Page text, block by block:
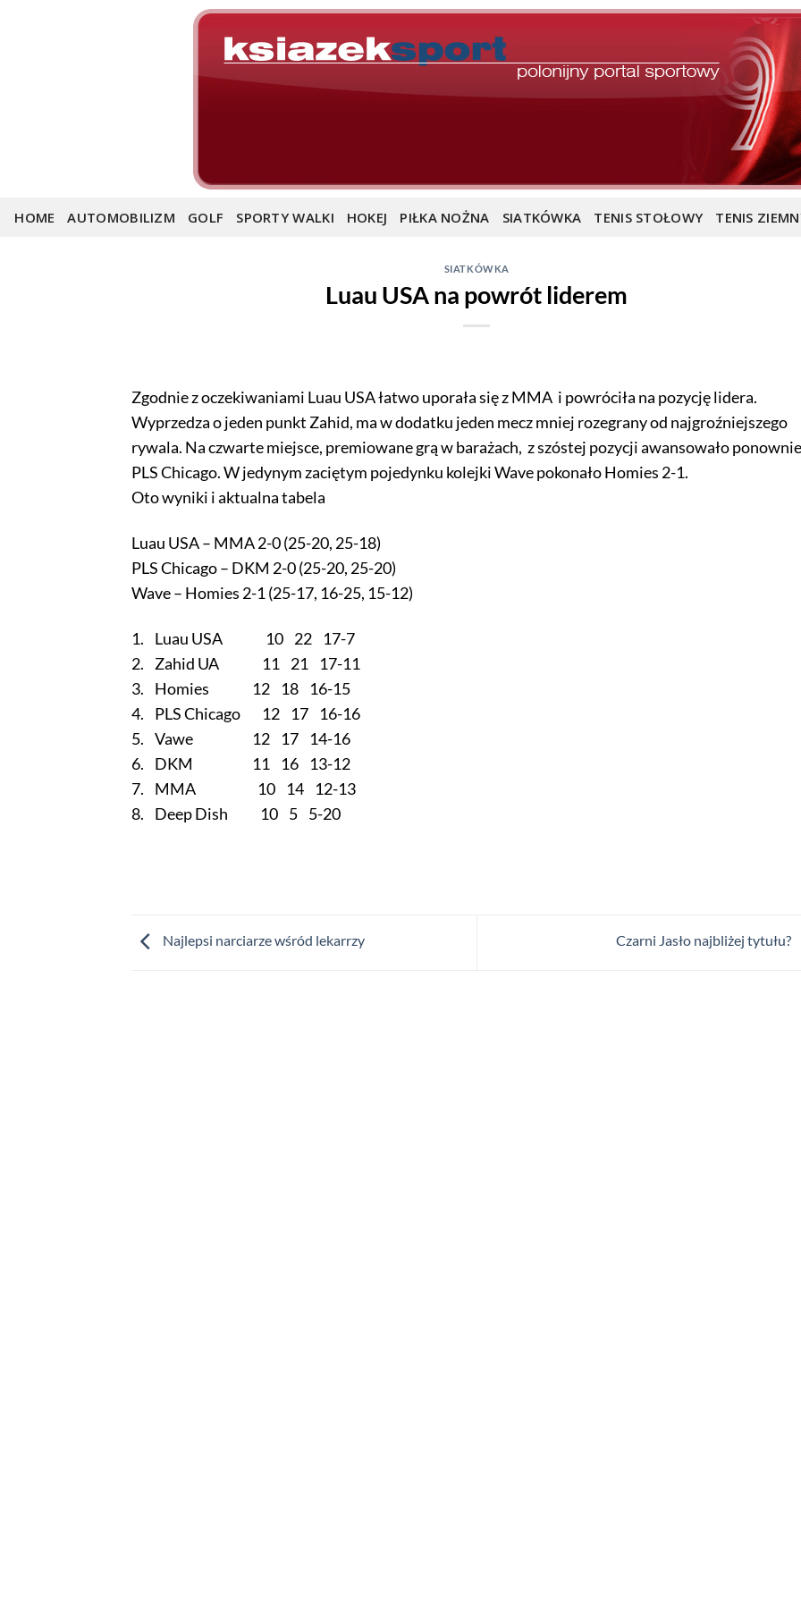
HOME AUTOMOBILIZM GOLF SPORTY WALKI HOKEJ PIŁKA NOŻNA SIATKÓWKA TENIS STOŁOWY TENIS
SIATKÓWKA
Luau USA na powrót liderem
Zgodnie z oczekiwaniami Luau USA łatwo uporała się z MMA i powróciła na pozycję lidera.
Wyprzedza o jeden punkt Zahid, ma w dodatku jeden mecz mniej rozegrany od najgroźniejszego
rywala. Na czwarte miejsce, premiowane grą w barażach, z szóstej pozycji awansowało ponownie
PLS Chicago. W jedynym zaciętym pojedynku kolejki Wave pokonało Homies 2-1.
Oto wyniki i aktualna tabela
Luau USA – MMA 2-0 (25-20, 25-18)
PLS Chicago – DKM 2-0 (25-20, 25-20)
Wave – Homies 2-1 (25-17, 16-25, 15-12)
1. Luau USA 10 22 17-7
2. Zahid UA 11 21 17-11
3. Homies 12 18 16-15
4. PLS Chicago 12 17 16-16
5. Vawe 12 17 14-16
6. DKM 11 16 13-12
7. MMA 10 14 12-13
8. Deep Dish 10 5 5-20
Najlepsi narciarze wśród lekarrzy Czarni Jasło najbliżej tytułu?